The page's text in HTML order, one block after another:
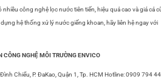
công nghệ lọc nước tiên tiến, hiệu quả cao và giá cả
hệ thống xử lý nước giếng khoan, hãy liên hệ ngay với
CÔNG NGHỆ MÔI TRƯỜNG ENVICO
Chiểu, P. ĐaKao, Quận 1, Tp. HCM Hotline: 0909 794